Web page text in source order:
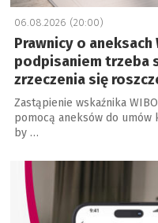
06.08.2026 (20:00)
Prawnicy o aneksach
podpisaniem trzeba
zrzeczenia się
Zastąpienie wskaźnika
pomocą aneksów do umów
by …